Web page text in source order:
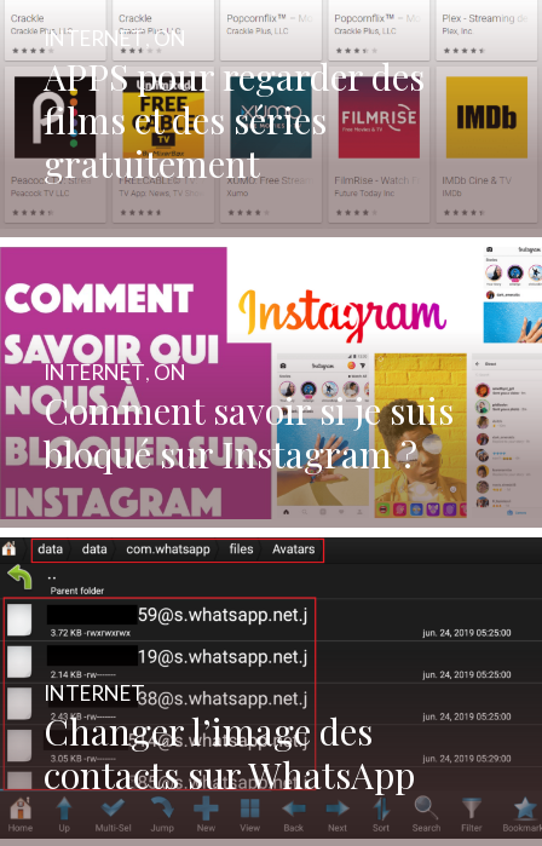
APPS pour regarder des
films et des séries
gratuitement
INTERNET,ON
Comment savoir si je suis
bloqué sur Instagram ?
INTERNET, ON
Changer l’image des
contacts sur WhatsApp
INTERNET